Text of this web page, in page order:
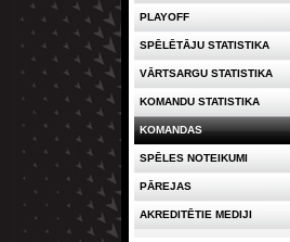
PLAYOFF
SPĒLĒTĀJU STATISTIKA
VĀRTSARGU STATISTIKA
KOMANDU STATISTIKA
KOMANDAS
SPĒLES NOTEIKUMI
PĀREJAS
AKREDITĒTIE MEDIJI